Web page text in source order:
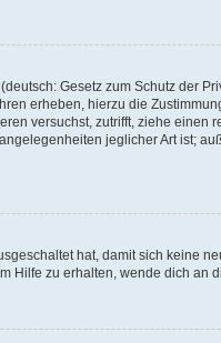
Gesetz zum Schutz der
erheben, hierzu die
versuchst, zutrifft, ziehe
jeglicher Art ist;
hat, damit sich keine
Hilfe zu erhalten, wende dich an